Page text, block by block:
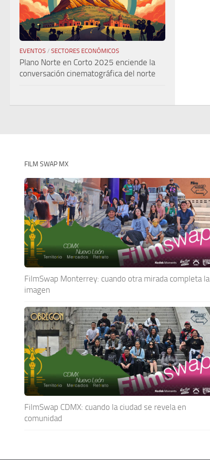
EVENTOS / SECTORES ECONÓMICOS
Plano Norte en Corto 2025 enciende la
conversación cinematográfica del norte
FILM SWAP MX
FilmSwap Monterrey: cuando otra mirada completa la
imagen
FilmSwap CDMX: cuando la ciudad se revela en
comunidad